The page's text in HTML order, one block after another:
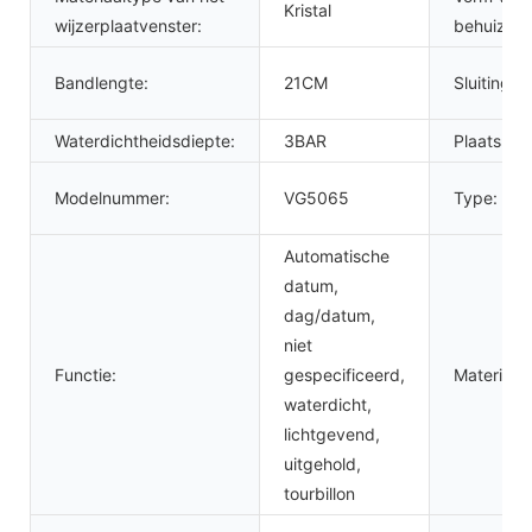
wijzerplaatvenster:
Kristal
Bandlengte: 21CM
Waterdichtheidsdiepte: 3BAR Plaats
Modelnummer: VG5065 Type:
Functie:
Automatische
datum,
dag/datum,
niet
gespecificeerd,
waterdicht,
lichtgevend,
uitgehold,
tourbillon
Materiaal: